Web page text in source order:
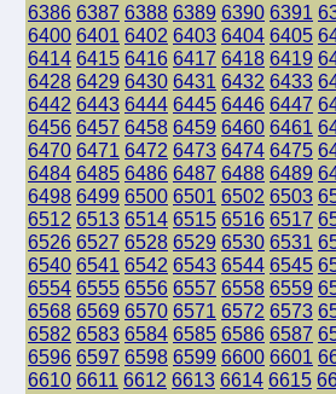
6386 6387 6388 6389 6390 6391
6400 6401 6402 6403 6404 6405
6414 6415 6416 6417 6418 6419
6428 6429 6430 6431 6432 6433
6442 6443 6444 6445 6446 6447
6456 6457 6458 6459 6460 6461
6470 6471 6472 6473 6474 6475
6484 6485 6486 6487 6488 6489
6498 6499 6500 6501 6502 6503
6512 6513 6514 6515 6516 6517
6526 6527 6528 6529 6530 6531
6540 6541 6542 6543 6544 6545
6554 6555 6556 6557 6558 6559
6568 6569 6570 6571 6572 6573
6582 6583 6584 6585 6586 6587
6596 6597 6598 6599 6600 6601
6610 6611 6612 6613 6614 6615